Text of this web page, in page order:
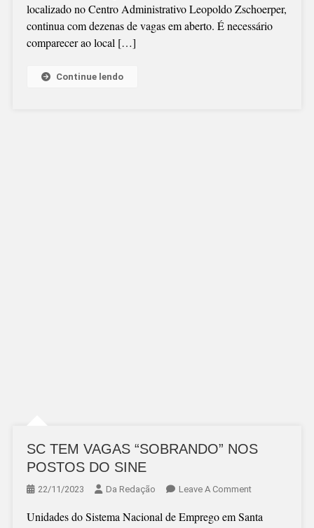
COM
VÁRIAS
localizado no Centro Administrativo Leopoldo Zschoerper,
continua com dezenas de vagas em aberto. É necessário
comparecer ao local […]
Continue lendo
SC TEM VAGAS “SOBRANDO” NOS
POSTOS DO SINE
22/11/2023 Da Redação Leave A CommentOn
TEM
Unidades do Sistema Nacional de Emprego em Santa